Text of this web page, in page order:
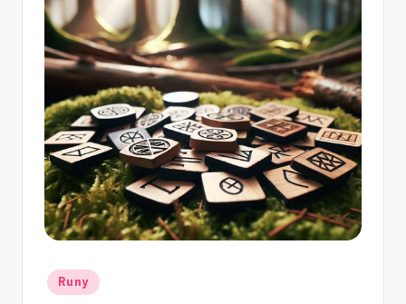
Posted
in
Runy